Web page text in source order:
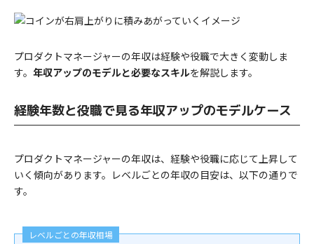
プロダクトマネージャーの年収は経験や役職で大きく変動しま
す。 年収アップのモデルと必要なスキルを解説します。
経験年数と役職で見る年収アップのモデルケース
プロダクトマネージャーの年収は、経験や役職に応じて上昇して
いく傾向があります。レベルごとの年収の目安は、以下の通りで
す。
レベルごとの年収相場